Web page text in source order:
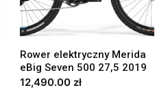
Rower elektryczny Merida
eBig Seven 500 27,5 2019
12,490.00zł